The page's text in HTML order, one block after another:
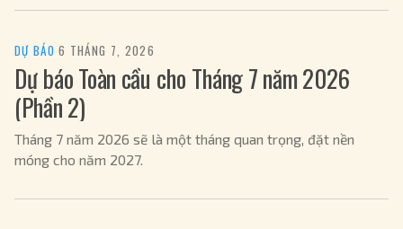
DỰ BÁO ·6 THÁNG 7, 2026
Dự báo Toàn cầu cho Tháng 7 năm 2026
(Phần 2)
Tháng 7 năm 2026 sẽ là một tháng quan trọng, đặt nền
móng cho năm 2027.